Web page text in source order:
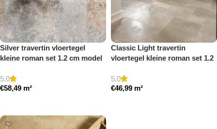
Silver travertin vloertegel
kleine roman set 1.2 cm model
5.0
€58,49 m²
Classic Light travertin
vloertegel kleine roman set 1.2
5.0
€46,99 m²